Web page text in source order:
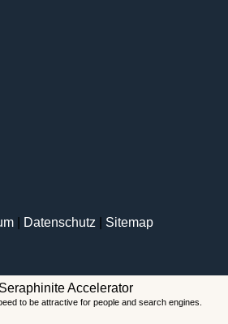
Datenschutz Sitemap
Accelerator
to be attractive for people and search engines.